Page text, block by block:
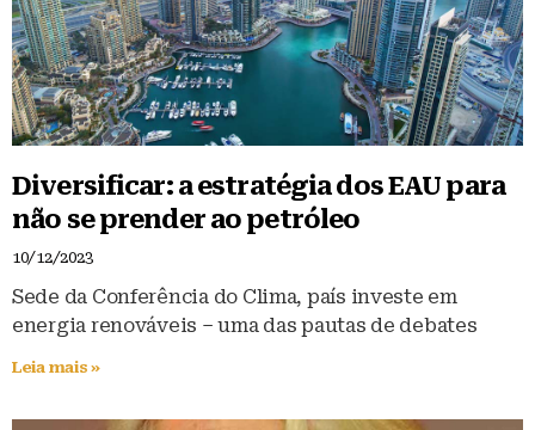
Diversificar: a estratégia dos EAU para
não se prender ao petróleo
10/12/2023
Sede da Conferência do Clima, país investe em
energia renováveis – uma das pautas de debates
Leia mais »